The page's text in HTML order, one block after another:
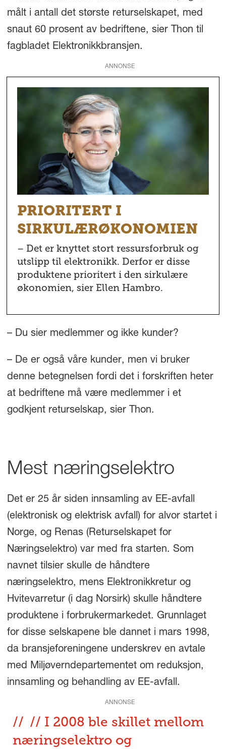
målt i antall det største returselskapet, med
snaut 60 prosent av bedriftene, sier Thon til
fagbladet Elektronikkbransjen.
ANNONSE
PRIORITERT I
SIRKULÆRØKONOMIEN
– Det er knyttet stort ressursforbruk og
utslipp til elektronikk. Derfor er disse
produktene prioritert i den sirkulære
økonomien, sier Ellen Hambro.
– Du sier medlemmer og ikke kunder?
– De er også våre kunder, men vi bruker
denne betegnelsen fordi det i forskriften heter
at bedriftene må være medlemmer i et
godkjent returselskap, sier Thon.
Mest næringselektro
Det er 25 år siden innsamling av EE-avfall
(elektronisk og elektrisk avfall) for alvor startet i
Norge, og Renas (Returselskapet for
Næringselektro) var med fra starten. Som
navnet tilsier skulle de håndtere
næringselektro, mens Elektronikkretur og
Hvitevarretur (i dag Norsirk) skulle håndtere
produktene i forbrukermarkedet. Grunnlaget
for disse selskapene ble dannet i mars 1998,
da bransjeforeningene underskrev en avtale
med Miljøverndepartementet om reduksjon,
innsamling og behandling av EE-avfall.
ANNONSE
// I 2008 ble skillet mellom
næringselektro og